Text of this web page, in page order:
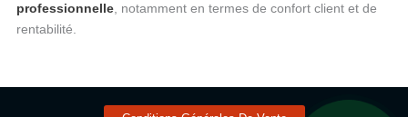
professionnelle, notamment en termes de confort client et de
rentabilité.